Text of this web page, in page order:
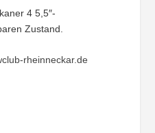
4 5,5″-
Zustand.
rheinneckar.de